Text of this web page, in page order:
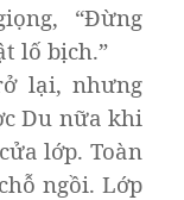
“Đừng
lố bịch.”
lại, nhưng
Du nữa khi
lớp. Toàn
ngồi. Lớp